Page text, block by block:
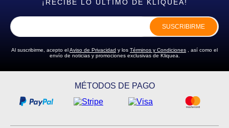
¡RECIBE LO ÚLTIMO DE KLIQUEA!
SUSCRIBIRME
Al suscribirme, acepto elAviso de Privacidad y los Términos y Condiciones , así como el
envío de noticias y promociones exclusivas de Kliquea.
MÉTODOS DE PAGO